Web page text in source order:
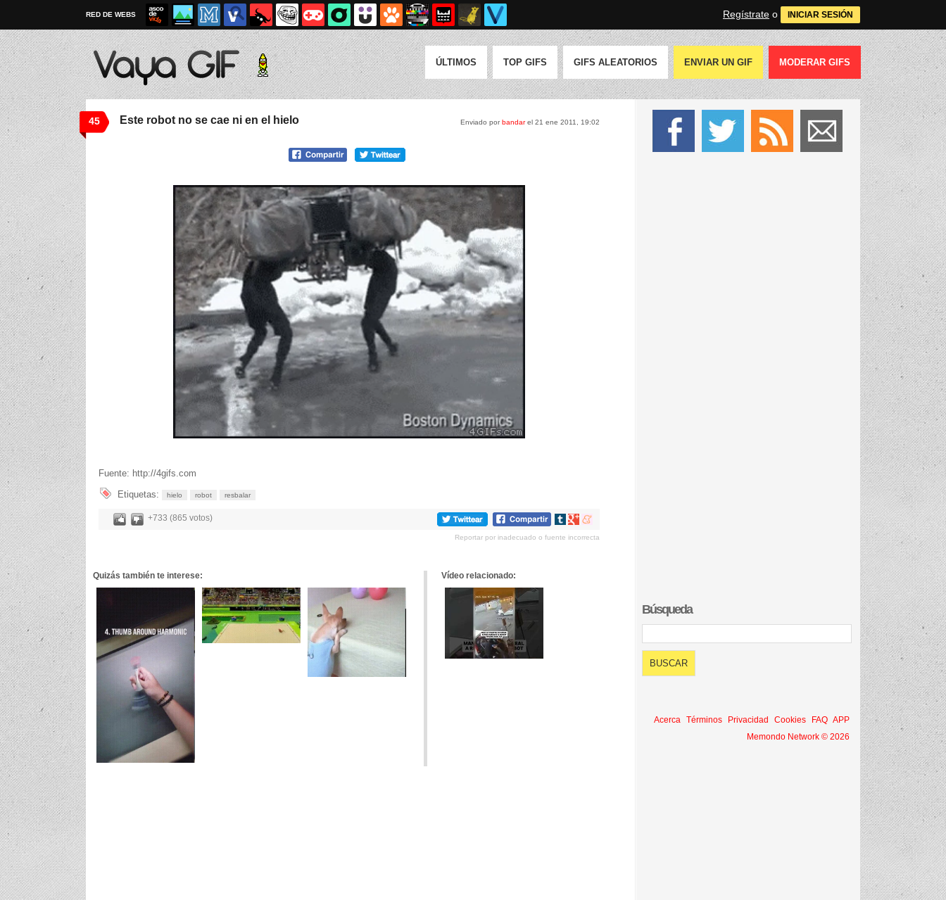
RED DE WEBS Regístrate o INICIAR SESIÓN
ÚLTIMOS TOP GIFS GIFS ALEATORIOS ENVIAR UN GIF MODERAR GIFS
45 Enviado porbandarel 21 ene 2011, 19:02
Este robot no se cae ni en el hielo
Fuente: http://4gifs.com
Etiquetas:
hielo robot resbalar
+733 (865 votos)
Compartir
tumblr
Compartir
Google+
Compartir
meneame
Reportar por inadecuado o fuente incorrecta
Quizás también te interese: Vídeo relacionado:
Búsqueda
Acerca Términos Privacidad Cookies FAQ APP
Memondo Network © 2026